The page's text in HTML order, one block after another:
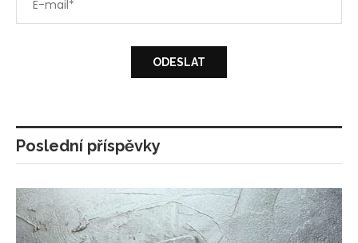
Poslední příspěvky